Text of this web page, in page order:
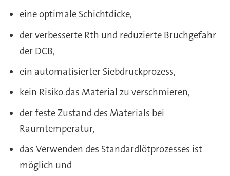
eine optimale Schichtdicke,
der verbesserte Rth und reduzierte Bruchgefahr
der DCB,
ein automatisierter Siebdruckprozess,
kein Risiko das Material zu verschmieren,
der feste Zustand des Materials bei
Raumtemperatur,
das Verwenden des Standardlötprozesses ist
möglich und